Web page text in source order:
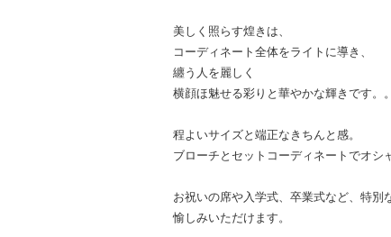
美しく照らす煌きは、
コーディネート全体をライトに導き、
纏う人を麗しく
横顔ほ魅せる彩りと華やかな輝きです。。
程よいサイズと端正なきちんと感。
ブローチとセットコーディネートでオシ
お祝いの席や入学式、卒業式など、特
愉しみいただけます。